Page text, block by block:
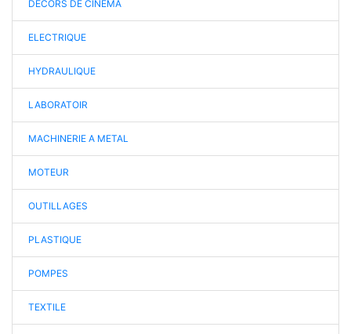
DÉCORS DE CINÉMA
ELECTRIQUE
HYDRAULIQUE
LABORATOIR
MACHINERIE A METAL
MOTEUR
OUTILLAGES
PLASTIQUE
POMPES
TEXTILE